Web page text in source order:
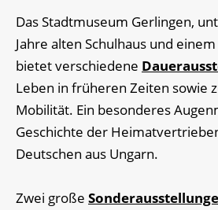
Das Stadtmuseum Gerlingen,
Jahre alten Schulhaus und
bietet verschiedene
Leben in früheren Zeiten sowie
Mobilität. Ein besonderes
Geschichte der
Deutschen aus Ungarn.
Zwei große